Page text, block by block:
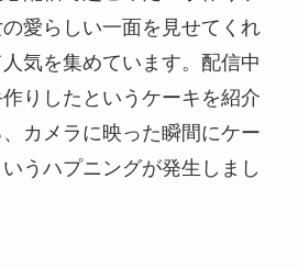
愛らしい一面を見せてくれ
気を集めています。配信中
りしたというケーキを紹介
カメラに映った瞬間にケー
うハプニングが発生しまし